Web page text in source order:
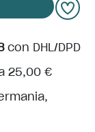
con DHL/DPD
25,00 €